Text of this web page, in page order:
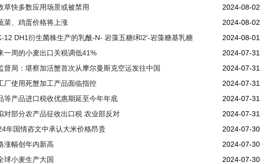
草快多数应用场景或被禁用
2024-08-02
菜、鸡蛋价格将上涨
2024-08-02
12 DH1衍生菌株生产的乳酰-N- 岩藻五糖I和2′-岩藻糖基乳糖
投放市场
2024-08-01
一周的小麦出口关税调低41%
2024-07-31
督局：堪察加活蟹首次从摩尔曼斯克空运发往中国
2024-07-31
厂使用死蟹加工产品面临指控
2024-07-31
等产品进口税收优惠期延至今年年底
2024-07-31
对部分农产品征收出口税 农业部反对
2024-07-31
年国情咨文中承认大米价格昂贵
2024-07-30
涨幅创年内新高
2024-07-30
球小麦生产大国
2024-07-30